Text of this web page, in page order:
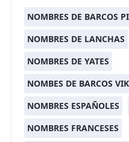
NOMBRES DE BARCOS
NOMBRES DE LANCHAS
NOMBRES DE YATES
NOMBES DE BARCOS
NOMBRES ESPAÑOLES
NOMBRES FRANCESES